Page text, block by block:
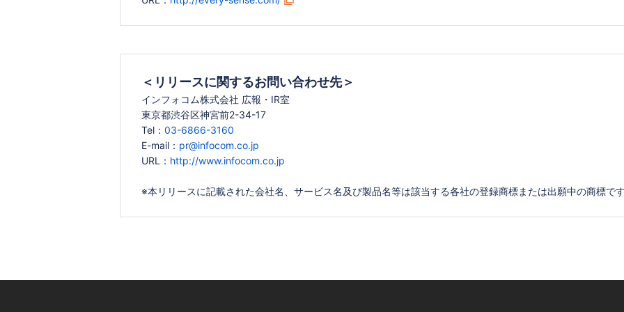
＜リリースに関するお問い合わせ先＞
インフォコム株式会社 広報・IR室
東京都渋谷区神宮前2-34-17
Tel： 03-6866-3160
E-mail： pr@infocom.co.jp
URL： http://www.infocom.co.jp
※本リリースに記載された会社名、サービス名及び製品名等は該当する各社の登録商標または出願中の商標で